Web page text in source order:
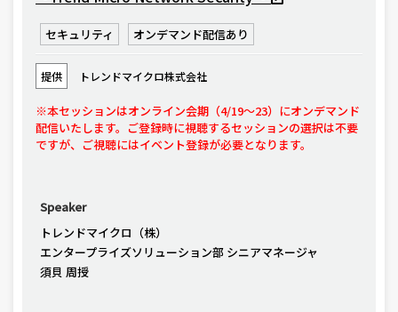
セキュリティ オンデマンド配信あり
提供 トレンドマイクロ株式会社
※本セッションはオンライン会期（4/19〜23）にオンデマンド
配信いたします。ご登録時に視聴するセッションの選択は不要
ですが、ご視聴にはイベント登録が必要となります。
Speaker
トレンドマイクロ（株）
エンタープライズソリューション部 シニアマネージャ
須貝 周授